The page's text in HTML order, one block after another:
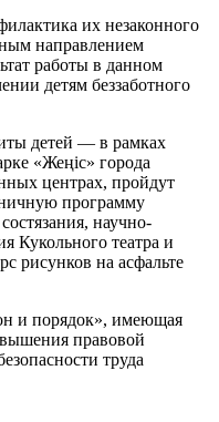
их незаконного
направлением
работы в данном
детям беззаботного
детей — в рамках
«Жеңіс» города
центрах, пройдут
программу
научно-
Кукольного театра и
рисунков на асфальте
и порядок», имеющая
правовой
труда